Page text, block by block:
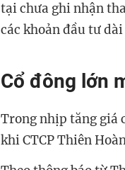
tại chưa ghi nhận
các khoản đầu tư
Cổ đông lớn
Trong nhịp tăng giá
khi CTCP Thiên